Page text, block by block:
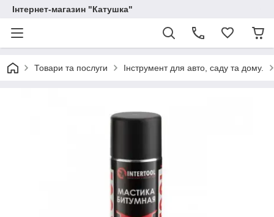
Інтернет-магазин "Катушка"
Товари та послуги Інструмент для авто, саду та дому.